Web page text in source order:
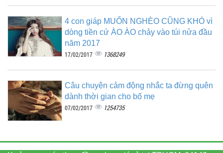
4 con giáp MUỐN NGHÈO CŨNG KHÓ vì
dòng tiền cứ ÀO ÀO chảy vào túi nửa đầu
năm 2017
17/02/2017 1368249
Câu chuyện cảm động nhắc ta đừng quên
dành thời gian cho bố mẹ
07/02/2017 1254735